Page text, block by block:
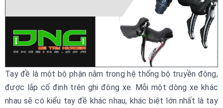
Tay đề là một bộ phận nằm trong hệ thống bộ truyền động,
được lắp cố định trên ghi đông xe. Mỗi một dòng xe khác
nhau sẽ có kiểu tay đề khác nhau, khác biệt lớn nhất là tay